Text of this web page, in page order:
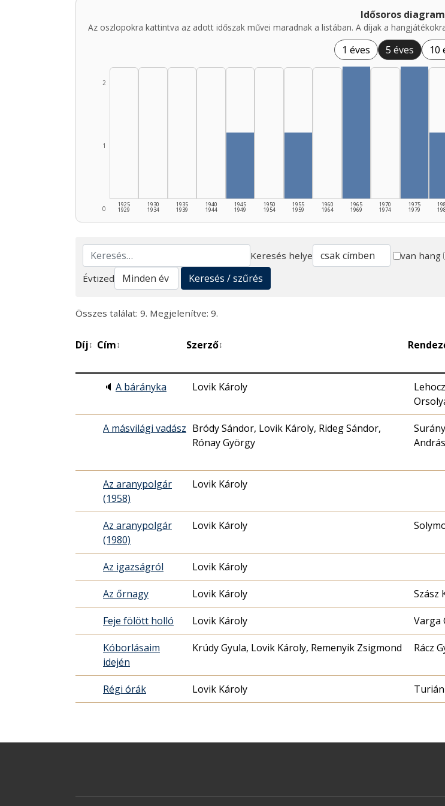
Idősoros diagram
Az oszlopokra kattintva az adott időszak művei maradnak a listában. A díjak a
1 éves 5 éves 10
0
1
2
1925
1929
1930
1934
1935
1939
1940
1944
1945
1949
1950
1954
1955
1959
1960
1964
1965
1969
1970
1974
1975
1979
Keresés
Keresés helye van hang
Évtized
Keresés / szűrés
Összes találat: 9. Megjelenítve: 9.
Díj↕ Cím↕ Szerző↕
🔈 A bárányka Lovik Károly
A másvilági vadász Bródy Sándor, Lovik Károly, Rideg Sándor,
Rónay György
András
Az aranypolgár
(1958)
Lovik Károly
Az aranypolgár
(1980)
Lovik Károly
Az igazságról Lovik Károly
Az őrnagy Lovik Károly Szász
Feje fölött holló Lovik Károly Varga
Kóborlásaim
idején
Krúdy Gyula, Lovik Károly, Remenyik Zsigmond Rácz
Régi órák Lovik Károly